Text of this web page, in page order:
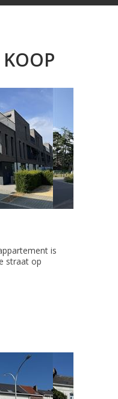
is
straat op